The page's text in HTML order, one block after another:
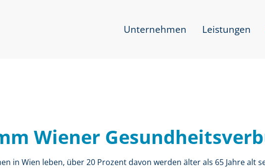
Unternehmen Leistungen
Wiener
in Wien leben, über 20 Prozent davon werden älter als 65 Jahre alt